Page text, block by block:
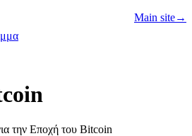
Main site→
την Εποχή του Bitcoin